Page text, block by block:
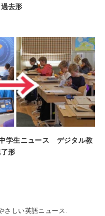
去形
学生ニュース デジタル教
形
さしい英語ニュース.